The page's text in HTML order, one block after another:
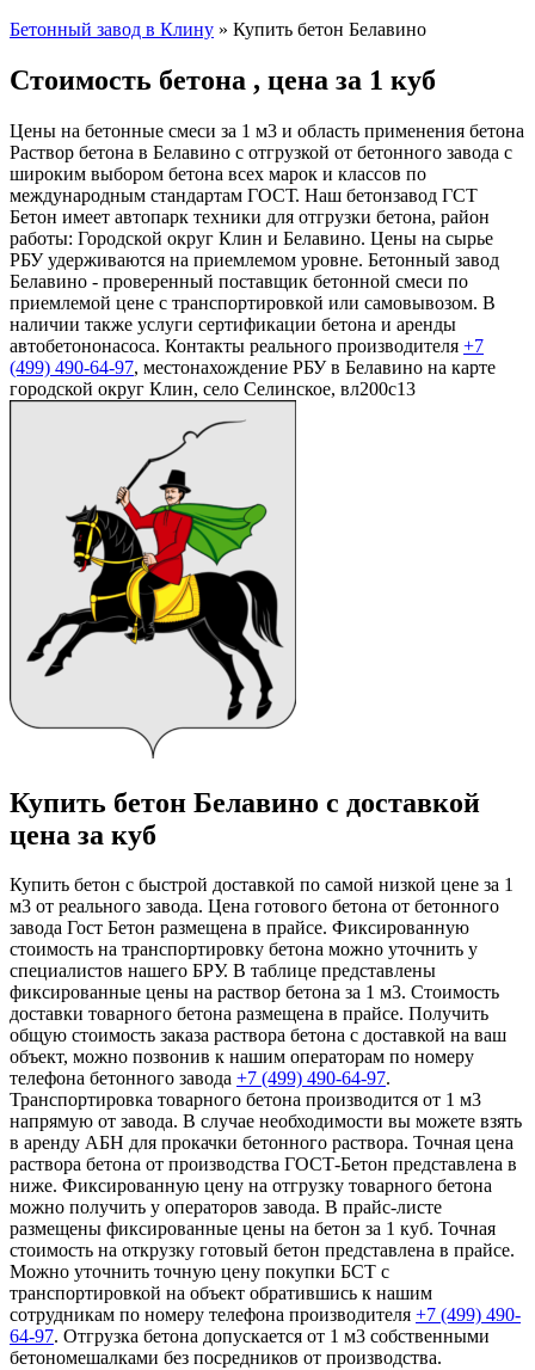
Бетонный завод в Клину » Купить бетон Белавино
Стоимость бетона , цена за 1 куб
Цены на бетонные смеси за 1 м3 и область применения бетона
Раствор бетона в Белавино с отгрузкой от бетонного завода с
широким выбором бетона всех марок и классов по
международным стандартам ГОСТ. Наш бетонзавод ГСТ
Бетон имеет автопарк техники для отгрузки бетона, район
работы: Городской округ Клин и Белавино. Цены на сырье
РБУ удерживаются на приемлемом уровне. Бетонный завод
Белавино - проверенный поставщик бетонной смеси по
приемлемой цене с транспортировкой или самовывозом. В
наличии также услуги сертификации бетона и аренды
автобетононасоса. Контакты реального производителя +7
(499) 490-64-97, местонахождение РБУ в Белавино на карте
городской округ Клин, село Селинское, вл200с13
Купить бетон Белавино с доставкой
цена за куб
Купить бетон с быстрой доставкой по самой низкой цене за 1
м3 от реального завода. Цена готового бетона от бетонного
завода Гост Бетон размещена в прайсе. Фиксированную
стоимость на транспортировку бетона можно уточнить у
специалистов нашего БРУ. В таблице представлены
фиксированные цены на раствор бетона за 1 м3. Стоимость
доставки товарного бетона размещена в прайсе. Получить
общую стоимость заказа раствора бетона с доставкой на ваш
объект, можно позвонив к нашим операторам по номеру
телефона бетонного завода +7 (499) 490-64-97.
Транспортировка товарного бетона производится от 1 м3
напрямую от завода. В случае необходимости вы можете взять
в аренду АБН для прокачки бетонного раствора. Точная цена
раствора бетона от производства ГОСТ-Бетон представлена в
ниже. Фиксированную цену на отгрузку товарного бетона
можно получить у операторов завода. В прайс-листе
размещены фиксированные цены на бетон за 1 куб. Точная
стоимость на открузку готовый бетон представлена в прайсе.
Можно уточнить точную цену покупки БСТ с
транспортировкой на объект обратившись к нашим
сотрудникам по номеру телефона производителя +7 (499) 490-
64-97. Отгрузка бетона допускается от 1 м3 собственными
бетономешалками без посредников от производства.